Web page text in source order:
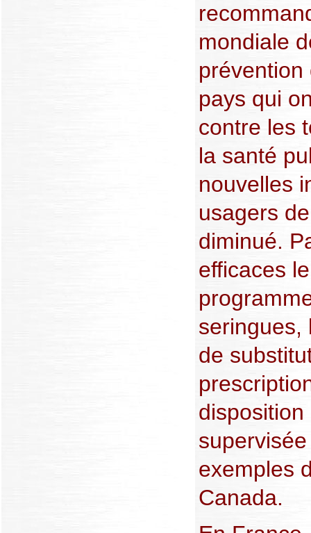
mondiale
pays qui
contre les
la santé
nouvelles
usagers
diminué.
efficaces
seringues,
de
disposition
exemples
Canada.